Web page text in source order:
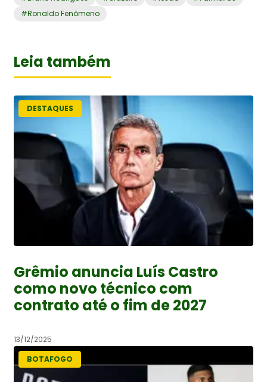
#Ronaldo Fenômeno
Leia também
DESTAQUES
Grêmio anuncia Luís Castro
como novo técnico com
contrato até o fim de 2027
13/12/2025
BOTAFOGO